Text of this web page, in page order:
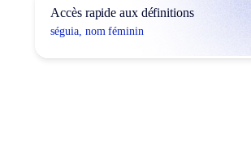
Accès rapide aux définitions
séguia, nom féminin